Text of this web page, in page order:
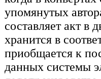
упомянутых
составляет акт в
хранится в
приобщается к
данных системы